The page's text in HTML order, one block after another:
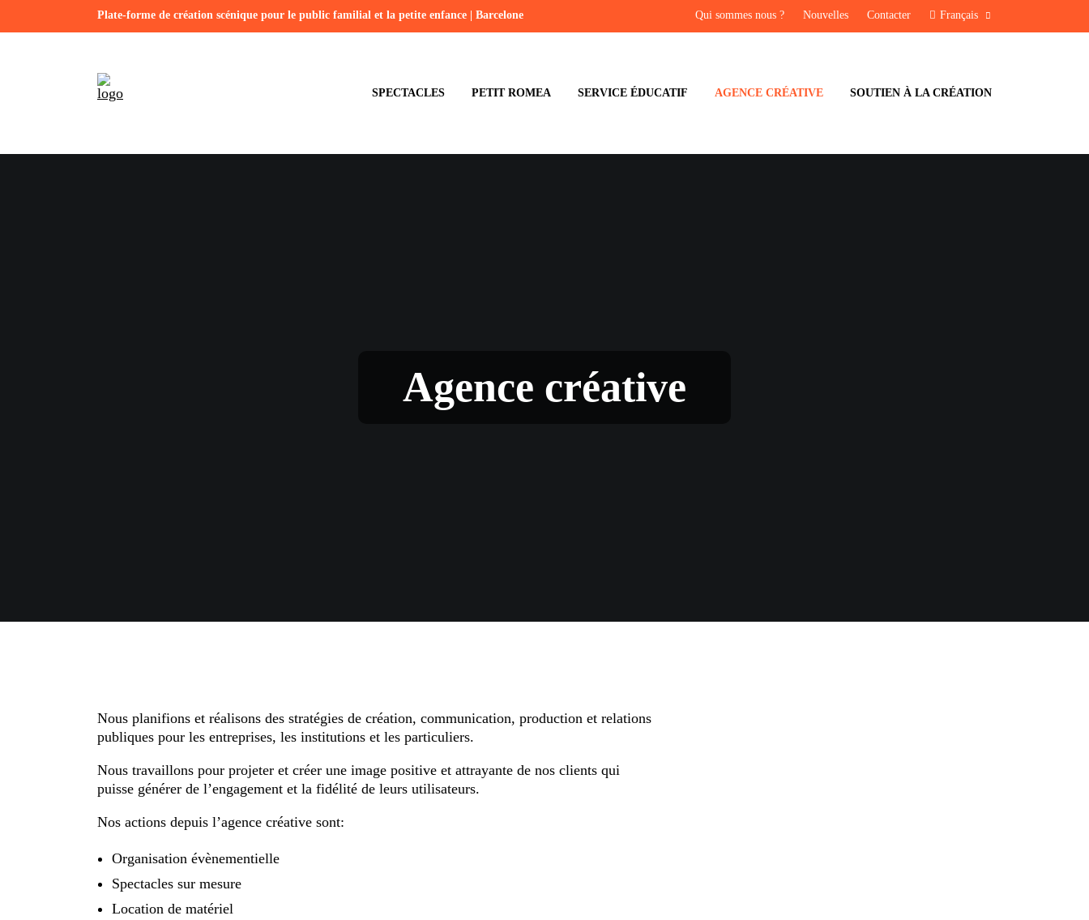
Plate-forme de création scénique pour le public familial et la petite enfance | Barcelone Qui sommes nous ? Nouvelles Contacter Français
SPECTACLES PETIT ROMEA SERVICE ÉDUCATIF AGENCE CRÉATIVE SOUTIEN À LA CRÉATION
Agence créative
Nous planifions et réalisons des stratégies de création, communication, production et relations
publiques pour les entreprises, les institutions et les particuliers.
Nous travaillons pour projeter et créer une image positive et attrayante de nos clients qui
puisse générer de l’engagement et la fidélité de leurs utilisateurs.
Nos actions depuis l’agence créative sont:
Organisation évènementielle
Spectacles sur mesure
Location de matériel